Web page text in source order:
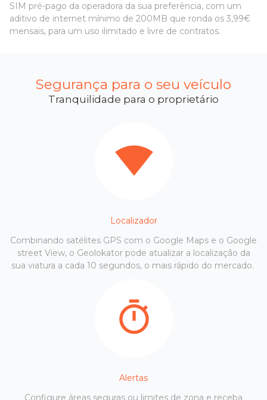
SIM pré-pago da operadora da sua preferência, com um
aditivo de internet mínimo de 200MB que ronda os 3,99€
mensais, para um uso ilimitado e livre de contratos.
Segurança para o seu veículo
Tranquilidade para o proprietário
Localizador
Combinando satélites GPS com o Google Maps e o Google
street View, o Geolokator pode atualizar a localização da
sua viatura a cada 10 segundos, o mais rápido do mercado.
Alertas
Configure áreas seguras ou limites de zona e receba